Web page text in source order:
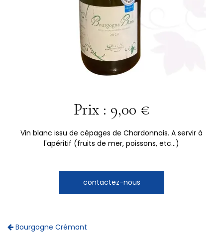
Prix : 9,00 €
Vin blanc issu de cépages de Chardonnais. A servir à
l'apéritif (fruits de mer, poissons, etc...)
contactez-nous
Bourgogne Crémant